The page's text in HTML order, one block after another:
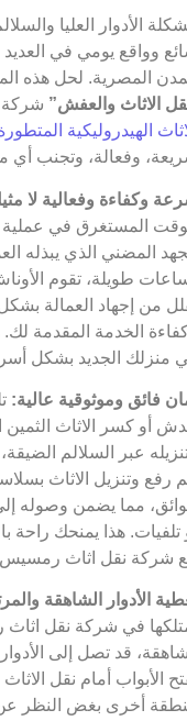
الأدوار العليا
وواقع يومي في
المصرية. لحل هذه
الاثاث والعفش”
الهيدروليكية
وفعالة، وتجنب أي
وكفاءة وفعالية لا
المستغرق في عملية
المضني الذي يبذله
طويلة، تقوم
من إجهاد العمالة
الخدمة المقدمة
منزلك الجديد بشكل
فائق وموثوقية عالية:
أو كسر الاثاث الثمين
عبر السلالم
رفع وتنزيل الاثاث
مما يضمن وصوله
تلفيات. هذا يمنحك راحة
شركة نقل اثاث
الأدوار الشاهقة
في شركة نقل
قد تصل إلى
الأبواب أمام نقل
أخرى بغض النظر عن